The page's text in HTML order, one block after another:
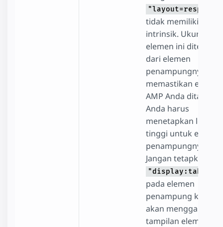
tidak memiliki
intrinsik. Ukuran
elemen ini
dari elemen
penampungnya.
memastikan elemen
AMP Anda
Anda harus
menetapkan lebar
tinggi untuk elemen
penampungnya.
Jangan tetapkan
"display:table"
pada elemen
penampung karena
akan menggantikan
tampilan elemen